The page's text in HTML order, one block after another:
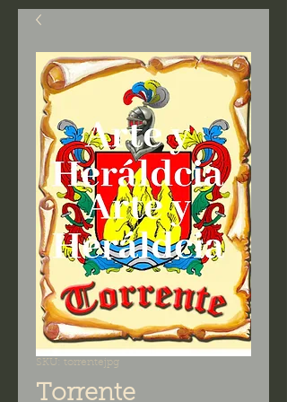
SKU: torrentejpg
Torrente